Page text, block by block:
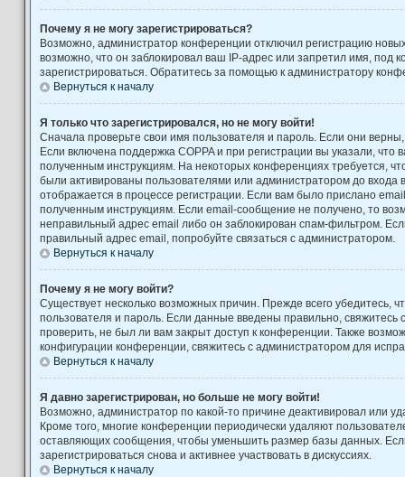
Почему я не могу зарегистрироваться?
Возможно, администратор конференции отключил регистрацию
возможно, что он заблокировал ваш IP-адрес или запретил имя, под
зарегистрироваться. Обратитесь за помощью к администратору
Вернуться к началу
Я только что зарегистрировался, но не могу войти!
Сначала проверьте свои имя пользователя и пароль. Если они
Если включена поддержка COPPA и при регистрации вы указали, что
полученным инструкциям. На некоторых конференциях требуется,
были активированы пользователями или администратором до входа
отображается в процессе регистрации. Если вам было прислано
полученным инструкциям. Если email-сообщение не получено, то
неправильный адрес email либо он заблокирован спам-фильтром.
правильный адрес email, попробуйте связаться с администратором.
Вернуться к началу
Почему я не могу войти?
Существует несколько возможных причин. Прежде всего убедитесь,
пользователя и пароль. Если данные введены правильно, свяжитесь
проверить, не был ли вам закрыт доступ к конференции. Также
конфигурации конференции, свяжитесь с администратором для
Вернуться к началу
Я давно зарегистрирован, но больше не могу войти!
Возможно, администратор по какой-то причине деактивировал или
Кроме того, многие конференции периодически удаляют
оставляющих сообщения, чтобы уменьшить размер базы данных.
зарегистрироваться снова и активнее участвовать в дискуссиях.
Вернуться к началу